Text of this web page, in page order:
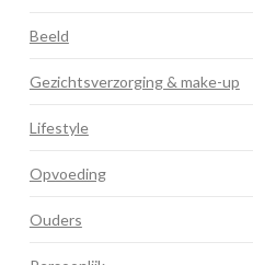
Beeld
Gezichtsverzorging & make-up
Lifestyle
Opvoeding
Ouders